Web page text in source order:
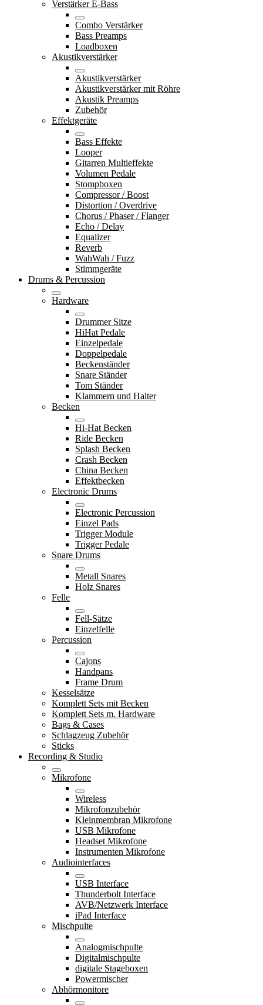
Verstärker E-Bass
Combo Verstärker
Bass Preamps
Loadboxen
Akustikverstärker
Akustikverstärker
Akustikverstärker mit Röhre
Akustik Preamps
Zubehör
Effektgeräte
Bass Effekte
Looper
Gitarren Multieffekte
Volumen Pedale
Stompboxen
Compressor / Boost
Distortion / Overdrive
Chorus / Phaser / Flanger
Echo / Delay
Equalizer
Reverb
WahWah / Fuzz
Stimmgeräte
Drums & Percussion
Hardware
Drummer Sitze
HiHat Pedale
Einzelpedale
Doppelpedale
Beckenständer
Snare Ständer
Tom Ständer
Klammern und Halter
Becken
Hi-Hat Becken
Ride Becken
Splash Becken
Crash Becken
China Becken
Effektbecken
Electronic Drums
Electronic Percussion
Einzel Pads
Trigger Module
Trigger Pedale
Snare Drums
Metall Snares
Holz Snares
Felle
Fell-Sätze
Einzelfelle
Percussion
Cajons
Handpans
Frame Drum
Kesselsätze
Komplett Sets mit Becken
Komplett Sets m. Hardware
Bags & Cases
Schlagzeug Zubehör
Sticks
Recording & Studio
Mikrofone
Wireless
Mikrofonzubehör
Kleinmembran Mikrofone
USB Mikrofone
Headset Mikrofone
Instrumenten Mikrofone
Audiointerfaces
USB Interface
Thunderbolt Interface
AVB/Netzwerk Interface
iPad Interface
Mischpulte
Analogmischpulte
Digitalmischpulte
digitale Stageboxen
Powermischer
Abhörmonitore